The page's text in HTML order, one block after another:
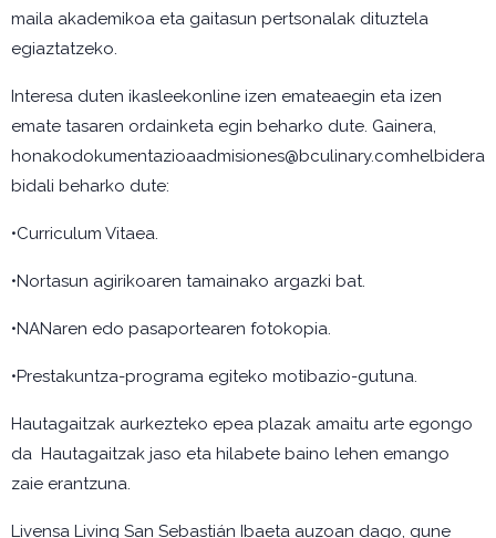
maila akademikoa eta gaitasun pertsonalak dituztela
egiaztatzeko.
Interesa duten ikasleekonline izen emateaegin eta izen
emate tasaren ordainketa egin beharko dute. Gainera,
honakodokumentazioaadmisiones@bculinary.comhelbidera
bidali beharko dute:
•Curriculum Vitaea.
•Nortasun agirikoaren tamainako argazki bat.
•NANaren edo pasaportearen fotokopia.
•Prestakuntza-programa egiteko motibazio-gutuna.
Hautagaitzak aurkezteko epea plazak amaitu arte egongo
da Hautagaitzak jaso eta hilabete baino lehen emango
zaie erantzuna.
Livensa Living San Sebastián Ibaeta auzoan dago, gune